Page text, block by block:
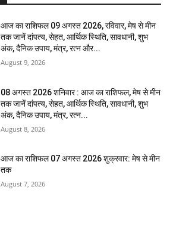
आज का राशिफल 09 अगस्त 2026, रविवार, मेष से मीन
तक जानें दांपत्य, सेहत, आर्थिक स्थिति, सावधानी, शुभ
अंक, दैनिक उपाय, मंत्र, रत्न और...
August 9, 2026
08 अगस्त 2026 शनिवार : आज का राशिफल, मेष से मीन
तक जानें दांपत्य, सेहत, आर्थिक स्थिति, सावधानी, शुभ
अंक, दैनिक उपाय, मंत्र, रत्न...
August 8, 2026
आज का राशिफल 07 अगस्त 2026 शुक्रवार: मेष से मीन
तक
August 7, 2026